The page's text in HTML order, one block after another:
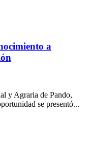
a
y Agraria de Pando,
se presentó...